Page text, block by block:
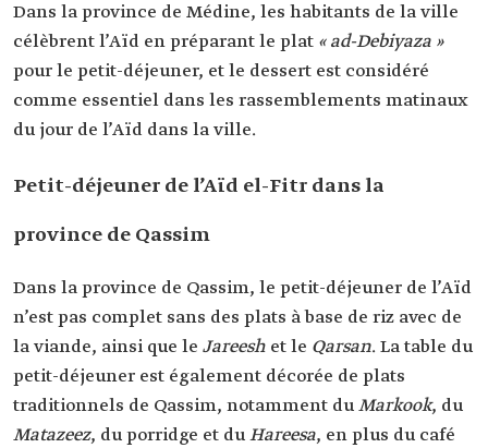
Dans la province de Médine, les habitants de la ville
célèbrent l’Aïd en préparant le plat « ad-Debiyaza »
pour le petit-déjeuner, et le dessert est considéré
comme essentiel dans les rassemblements matinaux
du jour de l’Aïd dans la ville.
Petit-déjeuner de l’Aïd el-Fitr dans la
province de Qassim
Dans la province de Qassim, le petit-déjeuner de l’Aïd
n’est pas complet sans des plats à base de riz avec de
la viande, ainsi que le Jareesh et le Qarsan. La table du
petit-déjeuner est également décorée de plats
traditionnels de Qassim, notamment duMarkook, du
Matazeez, du porridge et duHareesa, en plus du café